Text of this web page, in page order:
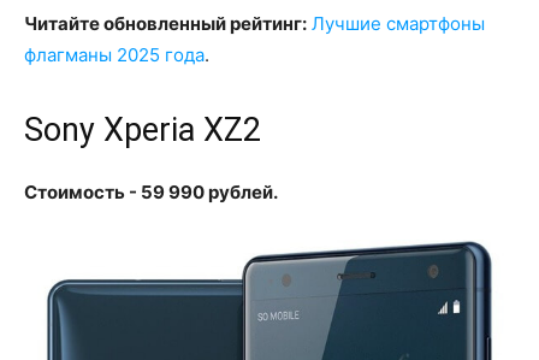
Читайте обновленный рейтинг: Лучшие смартфоны
флагманы 2025 года.
Sony Xperia XZ2
Стоимость - 59 990 рублей.